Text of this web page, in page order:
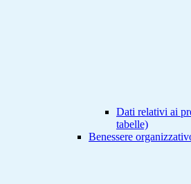
Dati relativi ai
tabelle)
Benessere